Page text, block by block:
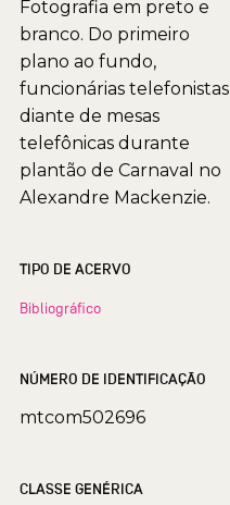
Fotografia em preto e
branco. Do primeiro
plano ao fundo,
funcionárias telefonistas
diante de mesas
telefônicas durante
plantão de Carnaval no
Alexandre Mackenzie.
TIPO DE ACERVO
Bibliográfico
NÚMERO DE IDENTIFICAÇÃO
mtcom502696
CLASSE GENÉRICA